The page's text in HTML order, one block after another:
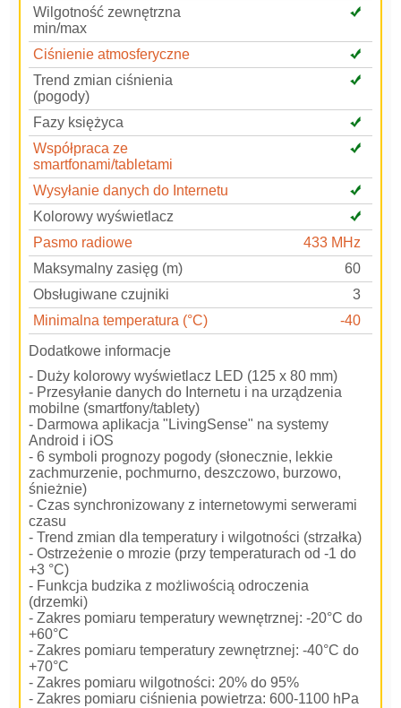
Wilgotność zewnętrzna
min/max
Ciśnienie atmosferyczne
Trend zmian ciśnienia
(pogody)
Fazy księżyca
Współpraca ze
smartfonami/tabletami
Wysyłanie danych do Internetu
Kolorowy wyświetlacz
Pasmo radiowe
433 MHz
Maksymalny zasięg (m)
60
Obsługiwane czujniki
3
Minimalna temperatura (°C)
-40
Dodatkowe informacje
- Duży kolorowy wyświetlacz LED (125 x 80 mm)
- Przesyłanie danych do Internetu i na urządzenia
mobilne (smartfony/tablety)
- Darmowa aplikacja "LivingSense" na systemy
Android i iOS
- 6 symboli prognozy pogody (słonecznie, lekkie
zachmurzenie, pochmurno, deszczowo, burzowo,
śnieżnie)
- Czas synchronizowany z internetowymi serwerami
czasu
- Trend zmian dla temperatury i wilgotności (strzałka)
- Ostrzeżenie o mrozie (przy temperaturach od -1 do
+3 °C)
- Funkcja budzika z możliwością odroczenia
(drzemki)
- Zakres pomiaru temperatury wewnętrznej: -20°C do
+60°C
- Zakres pomiaru temperatury zewnętrznej: -40°C do
+70°C
- Zakres pomiaru wilgotności: 20% do 95%
- Zakres pomiaru ciśnienia powietrza: 600-1100 hPa